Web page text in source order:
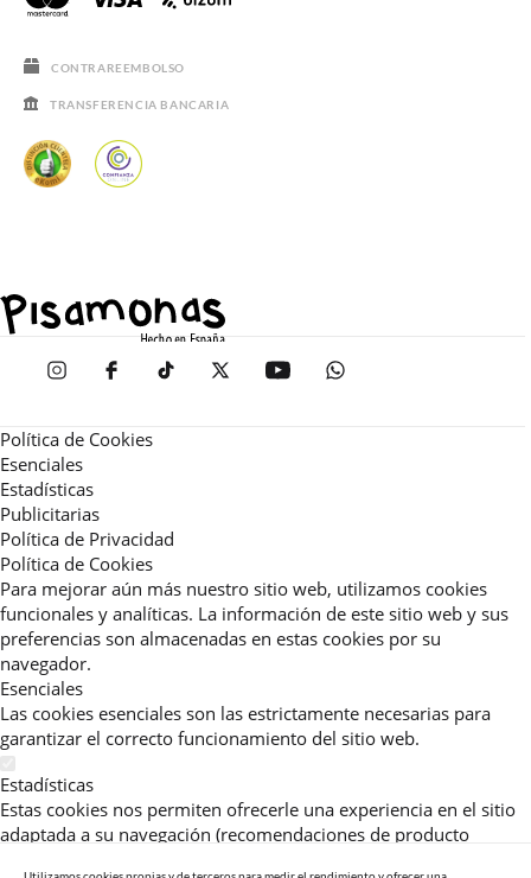
CONTRAREEMBOLSO
TRANSFERENCIA BANCARIA
Política de Cookies
Esenciales
Estadísticas
Publicitarias
Política de Privacidad
Política de Cookies
Para mejorar aún más nuestro sitio web, utilizamos cookies
funcionales y analíticas. La información de este sitio web y sus
preferencias son almacenadas en estas cookies por su
navegador.
Esenciales
Las cookies esenciales son las estrictamente necesarias para
garantizar el correcto funcionamiento del sitio web.
Estadísticas
Estas cookies nos permiten ofrecerle una experiencia en el sitio
adaptada a su navegación (recomendaciones de producto